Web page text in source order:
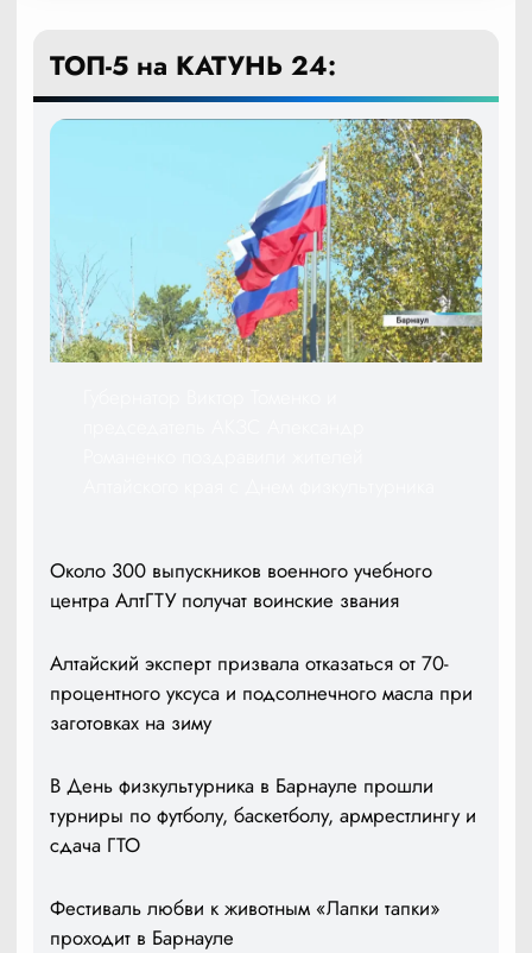
ТОП-5 на КАТУНЬ 24:
Около 300 выпускников военного учебного
центра АлтГТУ получат воинские звания
Алтайский эксперт призвала отказаться от 70-
процентного уксуса и подсолнечного масла при
заготовках на зиму
В День физкультурника в Барнауле прошли
турниры по футболу, баскетболу, армрестлингу и
сдача ГТО
Фестиваль любви к животным «Лапки тапки»
проходит в Барнауле